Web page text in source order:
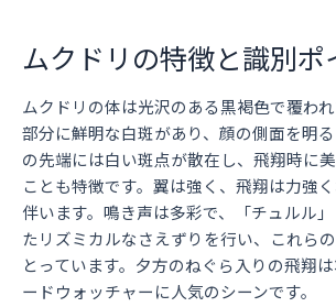
ムクドリの特徴と識別ポ
ムクドリの体は光沢のある黒褐色で覆わ
部分に鮮明な白斑があり、顔の側面を明
の先端には白い斑点が散在し、飛翔時に
ことも特徴です。翼は強く、飛翔は力強
伴います。鳴き声は多彩で、「チュルル
たリズミカルなさえずりを行い、これら
とっています。夕方のねぐら入りの飛翔
ードウォッチャーに人気のシーンです。